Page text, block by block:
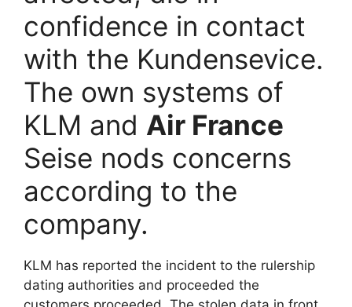
confidence in contact
with the Kundensevice.
The own systems of
KLM and Air France
Seise nods concerns
according to the
company.
KLM has reported the incident to the rulership
dating authorities and proceeded the